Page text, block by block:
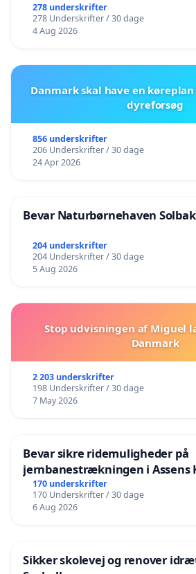
278 underskrifter
278 Underskrifter / 30 dage
4 Aug 2026
Danmark skal have en
dyreforsøg
856 underskrifter
206 Underskrifter / 30 dage
24 Apr 2026
Bevar Naturbørnehaven
204 underskrifter
204 Underskrifter / 30 dage
5 Aug 2026
Stop udvisningen af Miguel
Danmark
2 203 underskrifter
198 Underskrifter / 30 dage
7 May 2026
Bevar sikre ridemuligheder på
jernbanestrækningen i Assens
170 underskrifter
170 Underskrifter / 30 dage
6 Aug 2026
Sikker skolevej og renover